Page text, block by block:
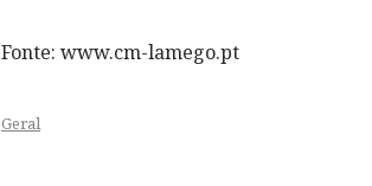
Fonte: www.cm-lamego.pt
Geral